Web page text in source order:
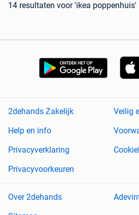
14 resultaten voor 'ikea poppenhuis'
2dehands Zakelijk
Veilig
Help en info
Privacyverklaring
Privacyvoorkeuren
Over 2dehands